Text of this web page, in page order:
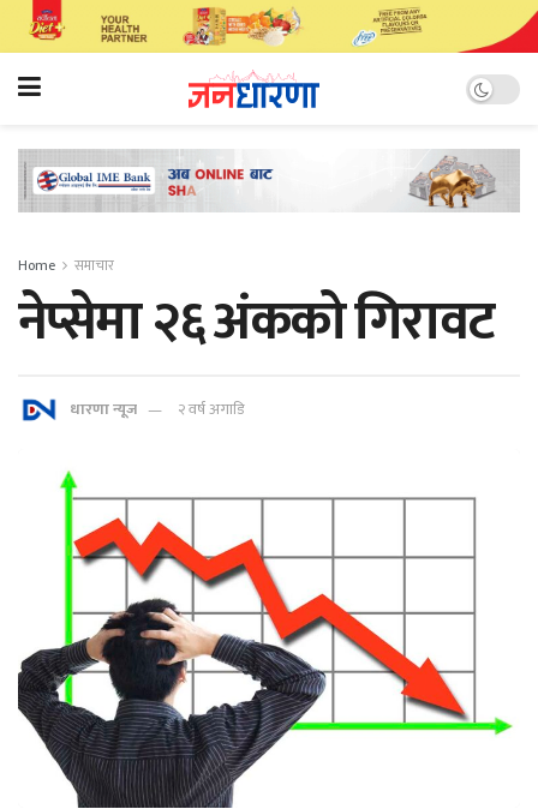
Home समाचार
नेप्सेमा २६ अंकको गिरावट
धारणा न्यूज २ वर्ष अगाडि